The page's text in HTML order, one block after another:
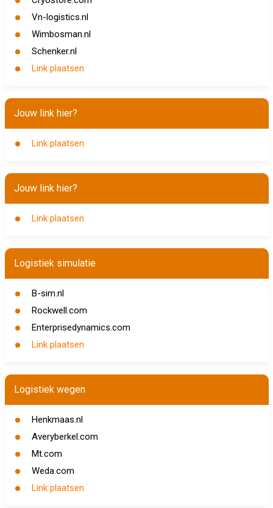
Vn-logistics.nl
Wimbosman.nl
Schenker.nl
Link plaatsen
Jouw link hier?
Link plaatsen
Jouw link hier?
Link plaatsen
Logistiek simulatie
B-sim.nl
Rockwell.com
Enterprisedynamics.com
Link plaatsen
Logistiek wegen
Henkmaas.nl
Averyberkel.com
Mt.com
Weda.com
Link plaatsen